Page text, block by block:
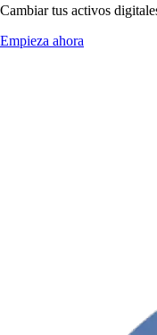
Cambiar tus activos
Empieza ahora